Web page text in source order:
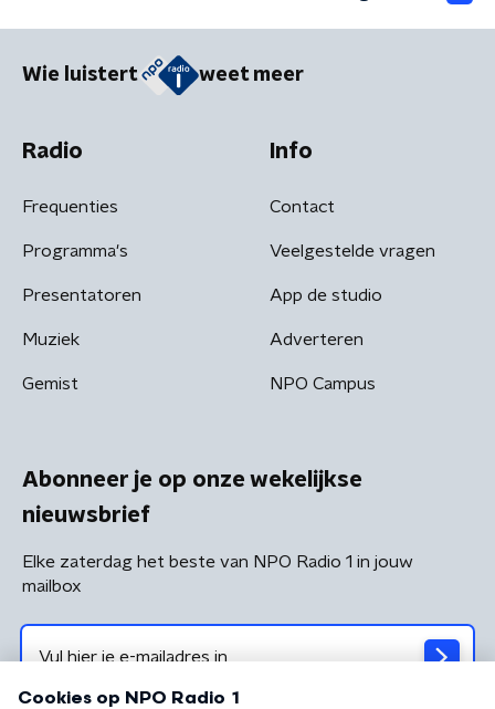
Wie luistert weet meer
Radio
Frequenties
Programma's
Presentatoren
Muziek
Gemist
Info
Contact
Veelgestelde vragen
App de studio
Adverteren
NPO Campus
Abonneer je op onze wekelijkse
nieuwsbrief
Elke zaterdag het beste van NPO Radio 1 in jouw
mailbox